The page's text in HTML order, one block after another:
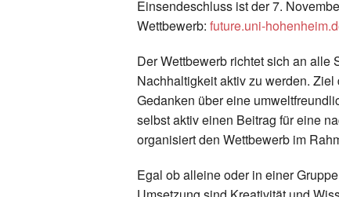
Einsendeschluss ist der 7.
Wettbewerb: future.uni-
Der Wettbewerb richtet sich an
Nachhaltigkeit aktiv zu werden.
Gedanken über eine
selbst aktiv einen Beitrag für eine
organisiert den Wettbewerb im
Egal ob alleine oder in einer